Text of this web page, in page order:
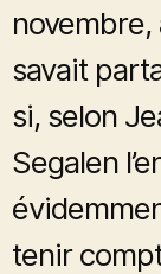
novembre,
savait
si, selon
Segalen
tenir